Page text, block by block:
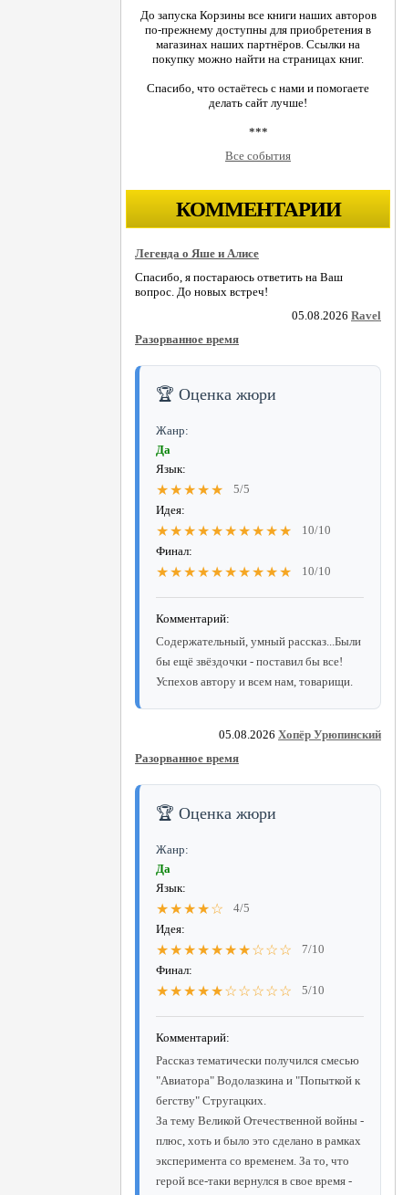
До запуска Корзины все книги наших авторов
по-прежнему доступны для приобретения в
магазинах наших партнёров. Ссылки на
покупку можно найти на страницах книг.
Спасибо, что остаётесь с нами и помогаете
делать сайт лучше!
***
Все события
КОММЕНТАРИИ
Легенда о Яше и Алисе
Спасибо, я постараюсь ответить на Ваш
вопрос. До новых встреч!
05.08.2026 Ravel
Разорванное время
🏆 Оценка жюри
Жанр:
Да
Язык:
★★★★★
5/5
Идея:
★★★★★★★★★★
10/10
Финал:
★★★★★★★★★★ 10/10
Комментарий:
Содержательный, умный рассказ...Были
бы ещё звёздочки - поставил бы все!
Успехов автору и всем нам, товарищи.
05.08.2026 Хопёр Урюпинский
Разорванное время
🏆 Оценка жюри
Жанр:
Да
Язык:
★★★★☆
4/5
Идея:
★★★★★★★☆☆☆
7/10
Финал:
★★★★★☆☆☆☆☆ 5/10
Комментарий:
Рассказ тематически получился смесью
"Авиатора" Водолазкина и "Попыткой к
бегству" Стругацких.
За тему Великой Отечественной войны -
плюс, хоть и было это сделано в рамках
эксперимента со временем. За то, что
герой все-таки вернулся в свое время -